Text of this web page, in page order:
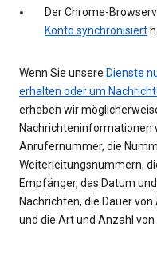
Der Chrome-
Konto synchronisiert
Wenn Sie unsere Dienste
erhalten oder um
erheben wir
Nachrichteninformationen
Anrufernummer, die
Weiterleitungsnummern,
Empfänger, das Datum
Nachrichten, die Dauer
und die Art und Anzahl